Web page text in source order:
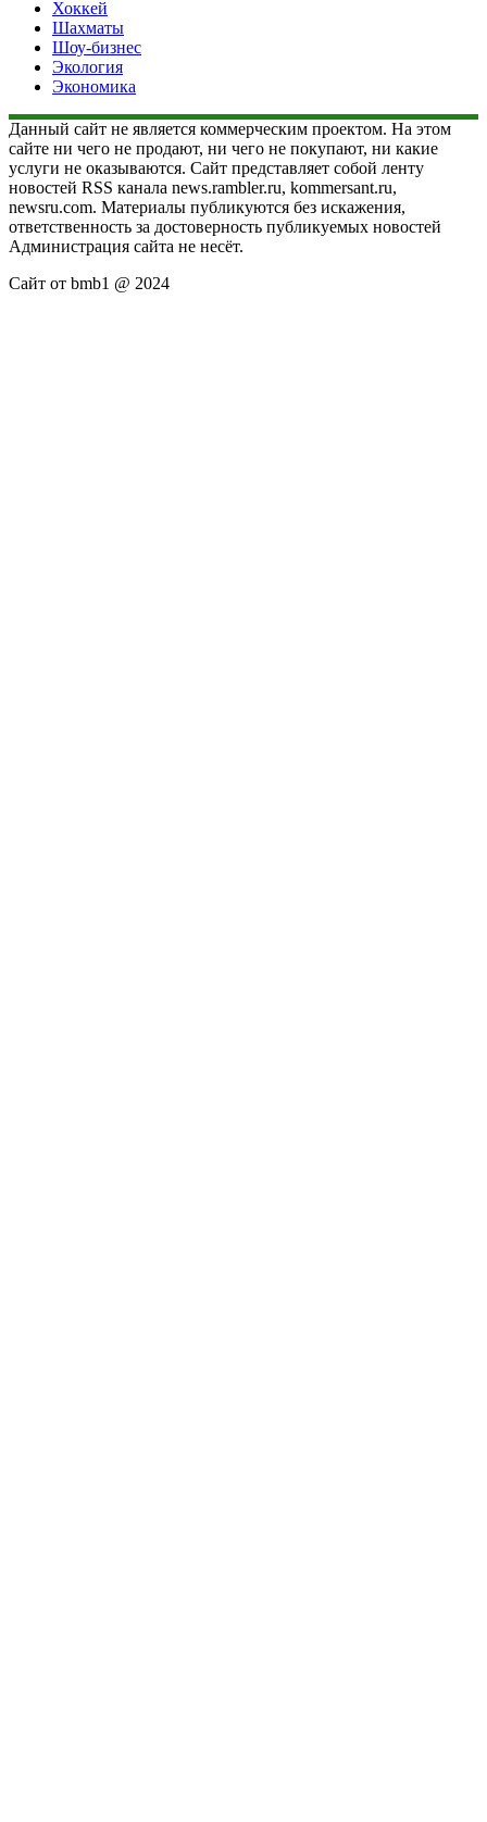
Хоккей
Шахматы
Шоу-бизнес
Экология
Экономика
Данный сайт не является коммерческим проектом. На этом
сайте ни чего не продают, ни чего не покупают, ни какие
услуги не оказываются. Сайт представляет собой ленту
новостей RSS канала news.rambler.ru, kommersant.ru,
newsru.com. Материалы публикуются без искажения,
ответственность за достоверность публикуемых новостей
Администрация сайта не несёт.
Сайт от bmb1 @ 2024